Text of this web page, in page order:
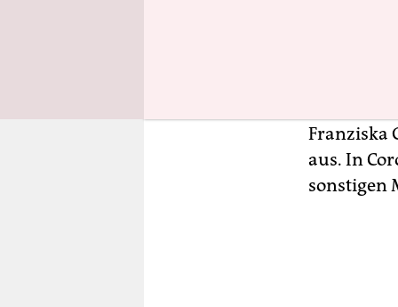
Kaffee
Franziska
aus. In
sonstigen